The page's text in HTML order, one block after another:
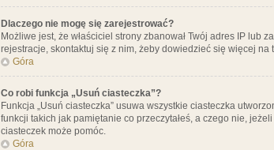
Dlaczego nie mogę się zarejestrować?
Możliwe jest, że właściciel strony zbanował Twój adres IP lub
rejestracje, skontaktuj się z nim, żeby dowiedzieć się więcej na
Góra
Co robi funkcja „Usuń ciasteczka”?
Funkcja „Usuń ciasteczka” usuwa wszystkie ciasteczka
funkcji takich jak pamiętanie co przeczytałeś, a czego nie,
ciasteczek może pomóc.
Góra